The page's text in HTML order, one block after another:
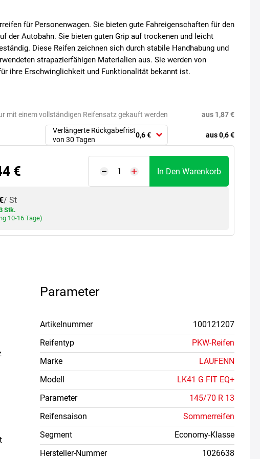
für Personenwagen. Sie bieten gute Fahreigenschaften für den
der Autobahn. Sie bieten guten Grip auf trockenen und leicht
Diese Reifen zeichnen sich durch stabile Handhabung und
strapazierfähigen Materialien aus. Sie werden von
ihre Erschwinglichkeit und Funktionalität bekannt ist.
mit einem vollständigen Reifensatz gekauft werden aus 1,87 €
Verlängerte Rückgabefrist
von 30 Tagen
0,6 € aus 0,6 €
€ In Den Warenkorb
/ St
Stk.
10-16 Tage)
Parameter
Artikelnummer
100121207
Reifentyp
PKW-Reifen
Marke
LAUFENN
Modell
LK41 G FIT EQ+
Parameter
145/70 R 13
Reifensaison
Sommerreifen
Segment
Economy-Klasse
Hersteller-Nummer
1026638